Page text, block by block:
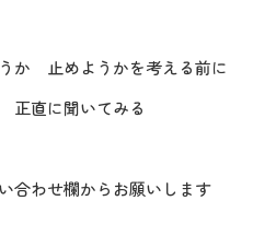
か 止めようかを考える前に
正直に聞いてみる
合わせ欄からお願いします